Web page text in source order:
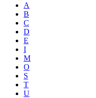
A
B
C
D
E
I
M
O
S
T
U